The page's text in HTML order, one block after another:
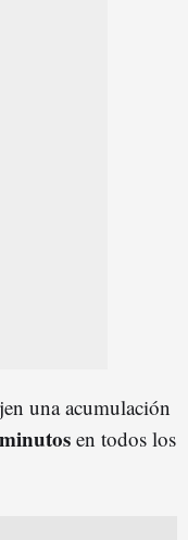
una acumulación
en todos los